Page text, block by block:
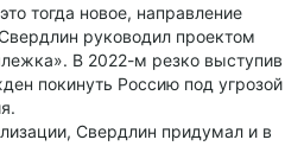
тогда новое, направление
руководил проектом
В 2022-м резко выступив
покинуть Россию под угрозой
Свердлин придумал и в